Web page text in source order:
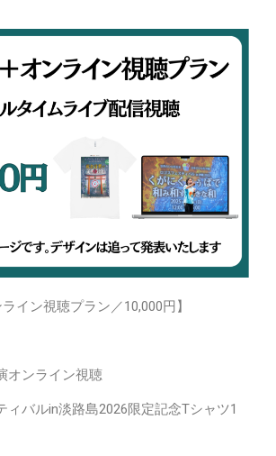
イン視聴プラン／10,000円】
オンライン視聴
ィバルin淡路島2026限定記念Tシャツ1